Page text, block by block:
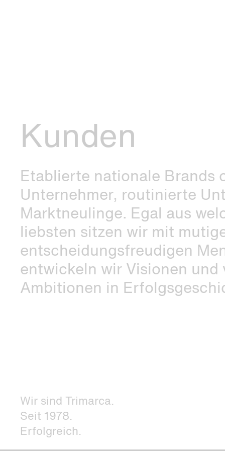
Kunden
Etablierte nationale Brands
Unternehmer, routinierte
Marktneulinge. Egal aus
liebsten sitzen wir mit
entscheidungsfreudigen
entwickeln wir Visionen und
Ambitionen in
Wir sind Trimarca.
Seit 1978.
Erfolgreich.